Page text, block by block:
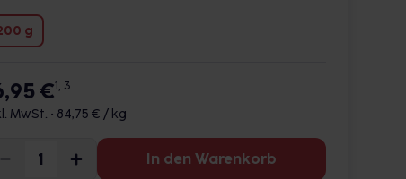
g
€1, 3
MwSt. • 84,75 € / kg
In den Warenkorb